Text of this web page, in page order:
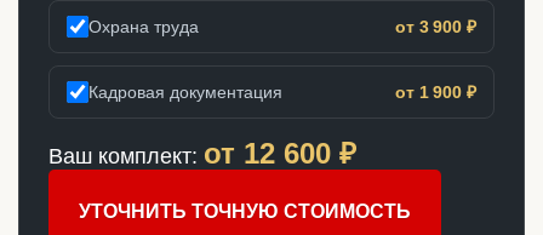
Охрана труда от 3 900 ₽
Кадровая документация от 1 900 ₽
Ваш комплект: от 12 600 ₽
УТОЧНИТЬ ТОЧНУЮ СТОИМОСТЬ